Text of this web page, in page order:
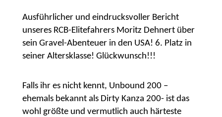
Ausführlicher und eindrucksvoller Bericht
unseres RCB-Elitefahrers Moritz Dehnert über
sein Gravel-Abenteuer in den USA! 6. Platz in
seiner Altersklasse! Glückwunsch!!!
Falls ihr es nicht kennt, Unbound 200 –
ehemals bekannt als Dirty Kanza 200- ist das
wohl größte und vermutlich auch härteste